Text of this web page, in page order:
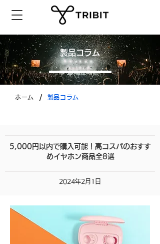
製品コラム
ホーム / 製品コラム
5,000円以内で購入可能！高コスパのおすす
めイヤホン商品全8選
2024年2月1日